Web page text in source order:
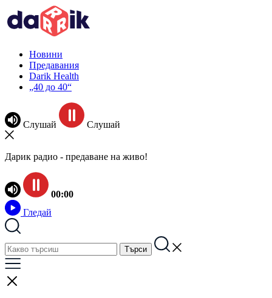
Новини
Предавания
Darik Health
„40 до 40“
Слушай Слушай
Дарик радио - предаване на живо!
00:00
Гледай